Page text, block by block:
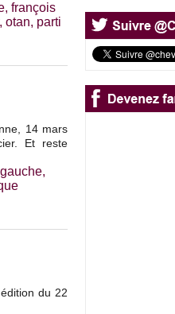
, françois
, otan, parti
14 mars
Et reste
gauche,
du 22